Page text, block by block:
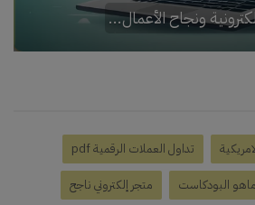
ونجاح الأعمال...
تداول العملات الرقمية pdf
ماهو البودكاست متجر إلكتروني ناجح